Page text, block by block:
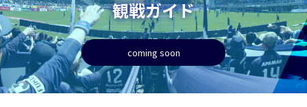
観戦ガイド
coming soon